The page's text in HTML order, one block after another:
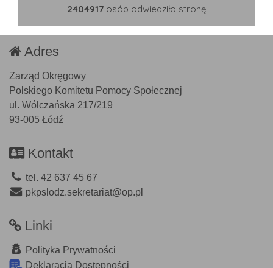
2404917 osób odwiedziło stronę
Adres
Zarząd Okręgowy
Polskiego Komitetu Pomocy Społecznej
ul. Wólczańska 217/219
93-005 Łódź
Kontakt
tel. 42 637 45 67
pkpslodz.sekretariat@op.pl
Linki
Polityka Prywatności
Deklaracja Dostępności